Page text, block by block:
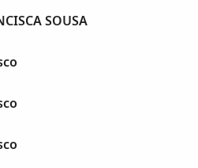
SOUSA